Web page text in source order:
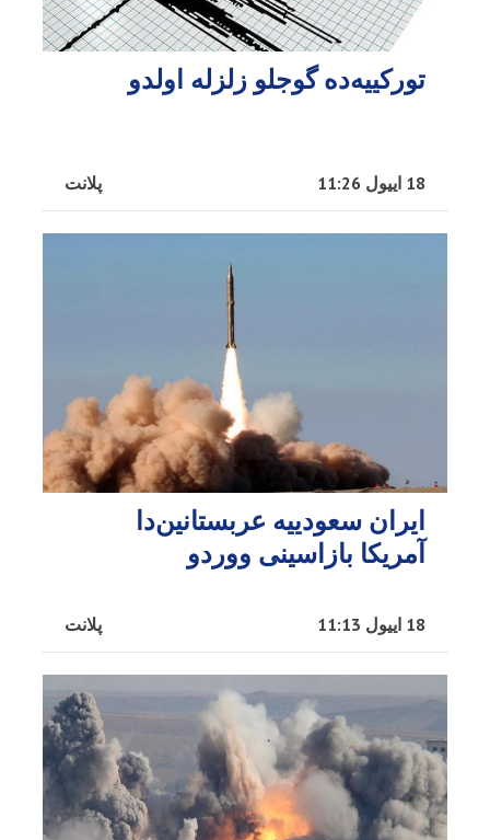
تورکییه‌ده گوجلو زلزله اولدو
پلانت 18 اییول 11:26
ایران سعودییه عربستانین‌دا
آمریکا بازاسینی ووردو
پلانت 18 اییول 11:13